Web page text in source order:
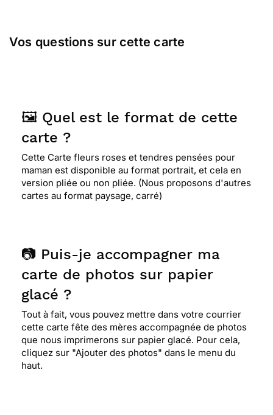
Vos questions sur cette carte
🖼️ Quel est le format de cette
carte ?
Cette Carte fleurs roses et tendres pensées pour
maman est disponible au format portrait, et cela en
version pliée ou non pliée. (Nous proposons d'autres
cartes au format paysage, carré)
📷 Puis-je accompagner ma
carte de photos sur papier
glacé ?
Tout à fait, vous pouvez mettre dans votre courrier
cette carte fête des mères accompagnée de photos
que nous imprimerons sur papier glacé. Pour cela,
cliquez sur "Ajouter des photos" dans le menu du
haut.